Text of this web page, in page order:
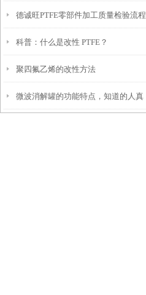
德诚旺PTFE零部件加工质量检验流程
科普：什么是改性 PTFE？
聚四氟乙烯的改性方法
微波消解罐的功能特点，知道的人真